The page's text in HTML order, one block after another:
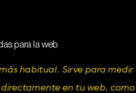
para la web
habitual. Sirve para medir
en tu web, como